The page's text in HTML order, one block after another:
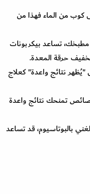
كوب من الماء فهذا من
تساعد بيكربونات
حرقة المعدة.
نتائج واعدة" كعلاج
تمنحك نتائج واعدة
بالبوتاسيوم، قد تساعد